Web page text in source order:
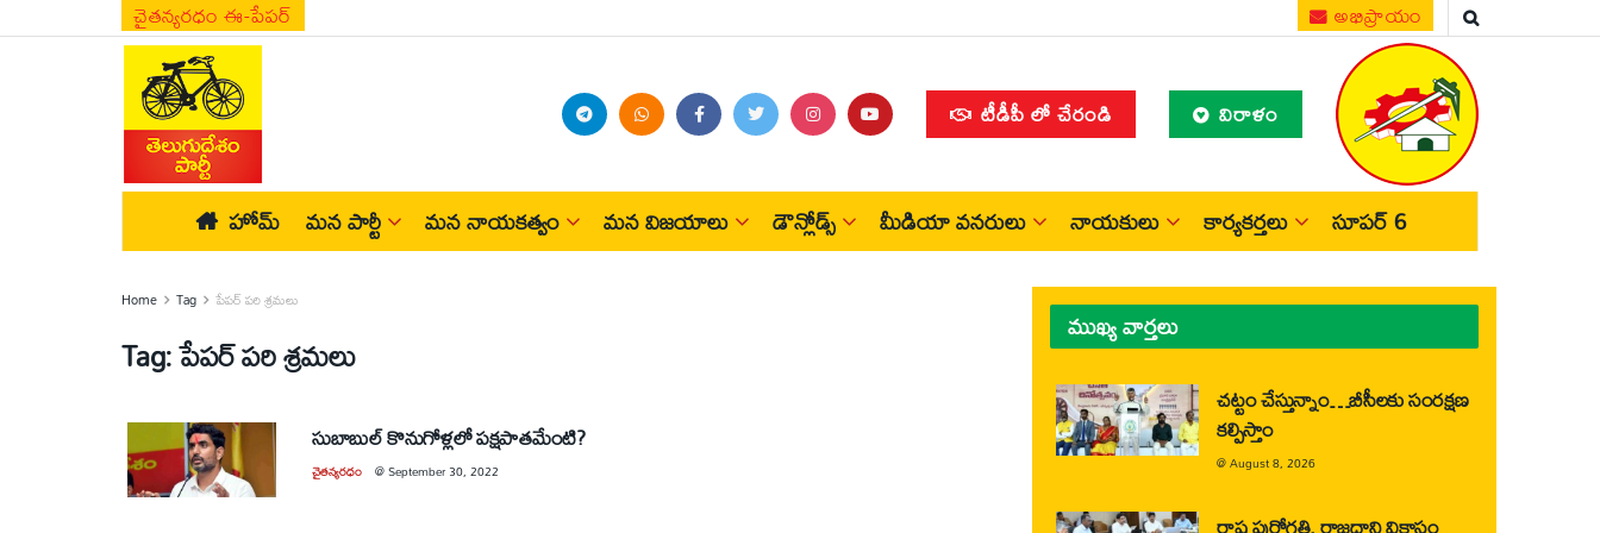
చైతన్యరధం ఈ-పేపర్ అభిప్రాయం
టీడీపీ లో చేరండి విరాళం
హోమ్ మన పార్టీ మన నాయకత్వం మన విజయాలు డౌన్లోడ్స్ మీడియా వనరులు నాయకులు కార్యకర్తలు సూపర్ 6
Home Tag పేపర్‌ పరి శ్రమలు
Tag:పేపర్‌ పరి శ్రమలు
సుబాబుల్‌ కొనుగోళ్లలో పక్షపాతమేంటి?
చైతన్యరధం @September 30, 2022
ముఖ్య వార్తలు
చట్టం చేస్తున్నాం…బీసీలకు సంరక్షణ
కల్పిస్తాం
@August 8, 2026